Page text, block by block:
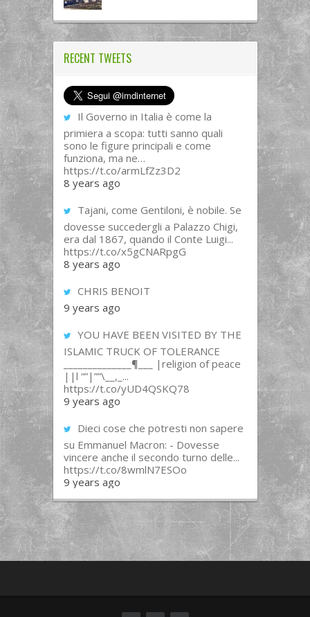
RECENT TWEETS
Il Governo in Italia è come la
primiera a scopa: tutti sanno quali
sono le figure principali e come
funziona, ma ne…
https://t.co/armLfZz3D2
8 years ago
Tajani, come Gentiloni, è nobile. Se
dovesse succedergli a Palazzo Chigi,
era dal 1867, quando il Conte Luigi...
https://t.co/x5gCNARpgG
8 years ago
CHRIS BENOIT
9 years ago
YOU HAVE BEEN VISITED BY THE
ISLAMIC TRUCK OF TOLERANCE
______________¶___ |religion of peace
||l “”|””\__,_...
https://t.co/yUD4QSKQ78
9 years ago
Dieci cose che potresti non sapere
su Emmanuel Macron: - Dovesse
vincere anche il secondo turno delle...
https://t.co/8wmlN7ESOo
9 years ago